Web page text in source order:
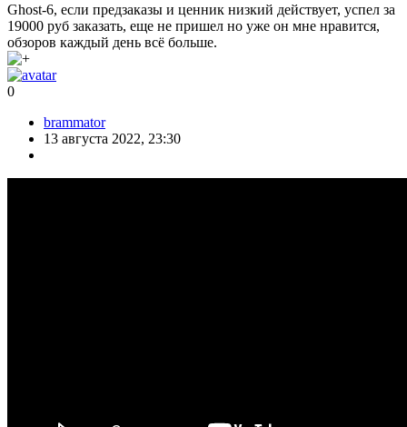
Ghost-6, если предзаказы и ценник низкий действует, успел за
19000 руб заказать, еще не пришел но уже он мне нравится,
обзоров каждый день всё больше.
0
brammator
13 августа 2022, 23:30